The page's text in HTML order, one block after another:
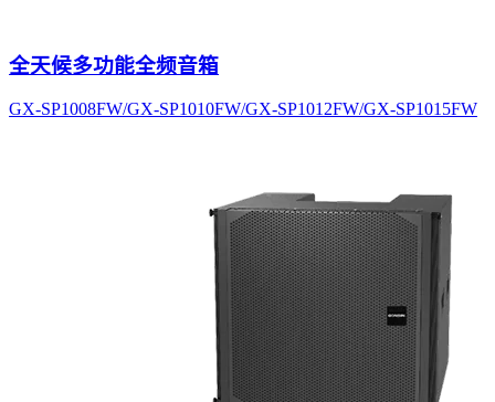
全天候多功能全频音箱
GX-SP1008FW/GX-SP1010FW/GX-SP1012FW/GX-SP1015FW